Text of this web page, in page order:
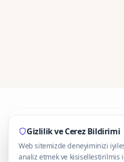
© 2025 CaseOnn. Tüm
Gizlilik ve Cerez Bildirimi
Web sitemizde deneyiminizi
analiz etmek ve kisisellestirilmis